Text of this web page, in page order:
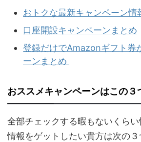
おトクな最新キャンペーン情
口座開設キャンペーンまとめ
登録だけでAmazonギフト券
ーンまとめ
おススメキャンペーンはこの３
全部チェックする暇もないくら
情報をゲットしたい貴方は次の